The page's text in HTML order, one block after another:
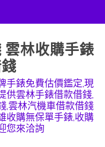
雲林收購手錶
手錶免費估價鑑定,現
供雲林手錶借款借錢,
,雲林汽機車借款借錢
收購無保單手錶,收購
您來洽詢